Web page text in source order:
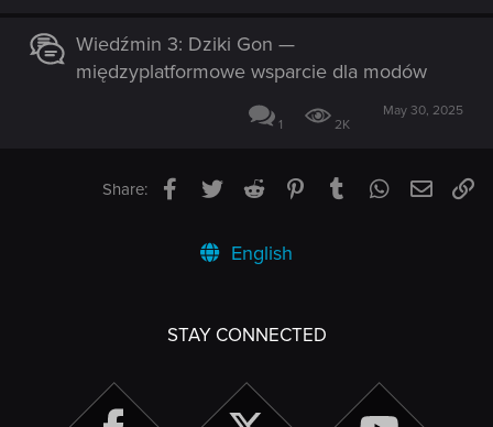
Wiedźmin 3: Dziki Gon —
międzyplatformowe wsparcie dla modów
1 2K
May 30, 2025
Share: Facebook
TwitterReddit PinterestTumblrWhatsApp
Email
English
STAY CONNECTED